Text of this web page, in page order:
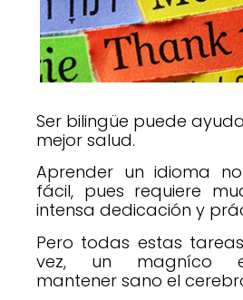
Ser bilingüe puede
mejor salud.
Aprender un idioma
fácil, pues requiere
intensa dedicación y
Pero todas estas
vez, un magníco
mantener sano el